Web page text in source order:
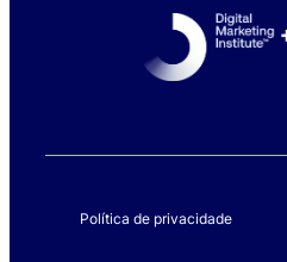
Política de privacidade